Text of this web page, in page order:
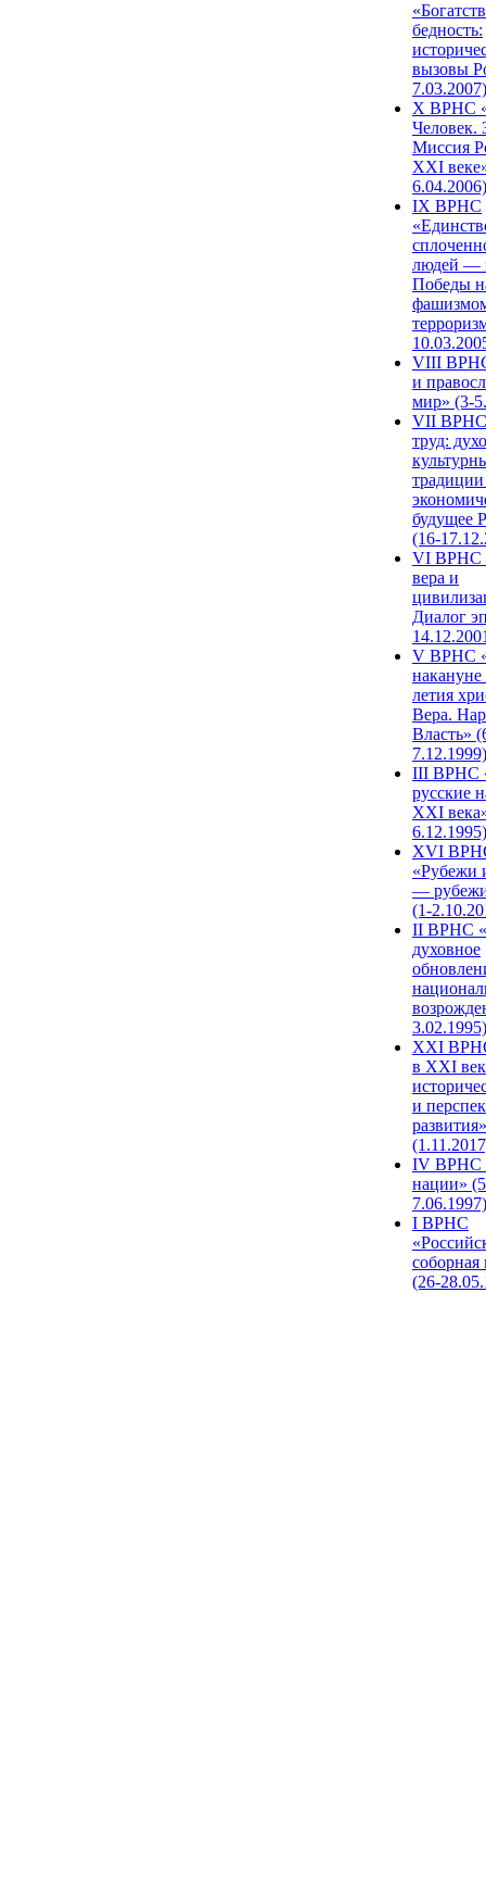
бедность:
вызовы
7.03.2007)
X ВРНС
Человек.
Миссия
XXI
6.04.2006)
IX ВРНС
людей —
Победы
VIII
и
мир» (3-
VII ВРНС
труд:
будущее
(16-
VI ВРНС
вера и
Диалог
V ВРНС
накануне
летия
Вера.
Власть»
7.12.1999)
III ВРНС
русские
XXI
6.12.1995)
XVI
«Рубежи
—
(1-
II ВРНС
духовное
3.02.1995)
XХI
в XXI
и
развития»
IV ВРНС
нации»
7.06.1997)
I ВРНС
(26-